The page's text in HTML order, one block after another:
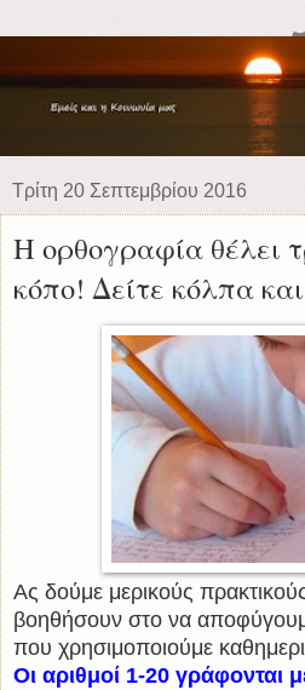
Τρίτη 20 Σεπτεμβρίου 2016
Η ορθογραφία θέλει
κόπο! Δείτε κόλπα
Ας δούμε μερικούς
βοηθήσουν στο να
που χρησιμοποιούμε
Οι αριθμοί 1-20 γράφονται